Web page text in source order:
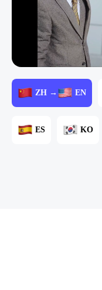
ZH → EN
ES KO